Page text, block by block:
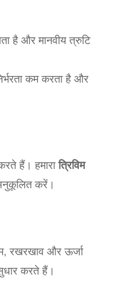
है और मानवीय त्रुटि
कम करता है और
करते हैं। हमारात्रिविम
करें।
रखरखाव और ऊर्जा
करते हैं।